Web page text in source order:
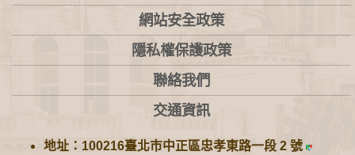
網站安全政策
隱私權保護政策
聯絡我們
交通資訊
地址：100216臺北市中正區忠孝東路一段 2 號